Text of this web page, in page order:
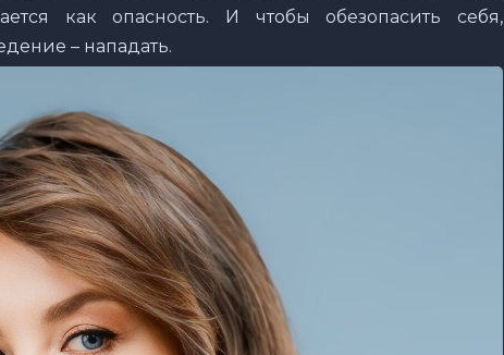
как опасность. И чтобы обезопасить себя,
– нападать.